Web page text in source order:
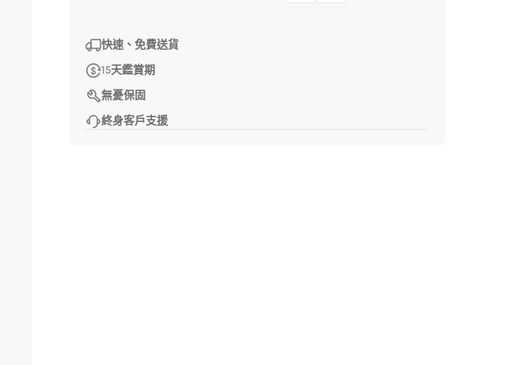
快速、免費送貨
15天鑑賞期
無憂保固
終身客戶支援